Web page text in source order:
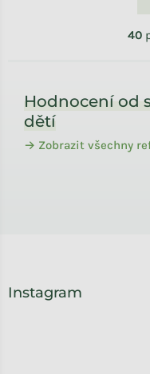
40
Hodnocení od
dětí
→ Zobrazit všechny
Instagram